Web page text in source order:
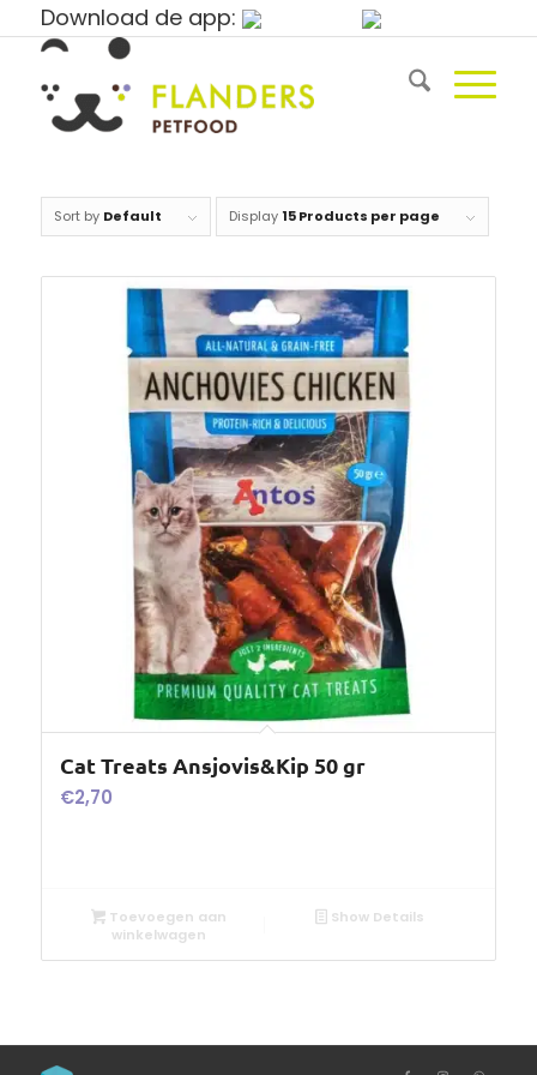
Download de app:
Sort by Default Display 15 Products per page
Cat Treats Ansjovis&Kip 50 gr
€2,70
Toevoegen aan
winkelwagen
Show Details